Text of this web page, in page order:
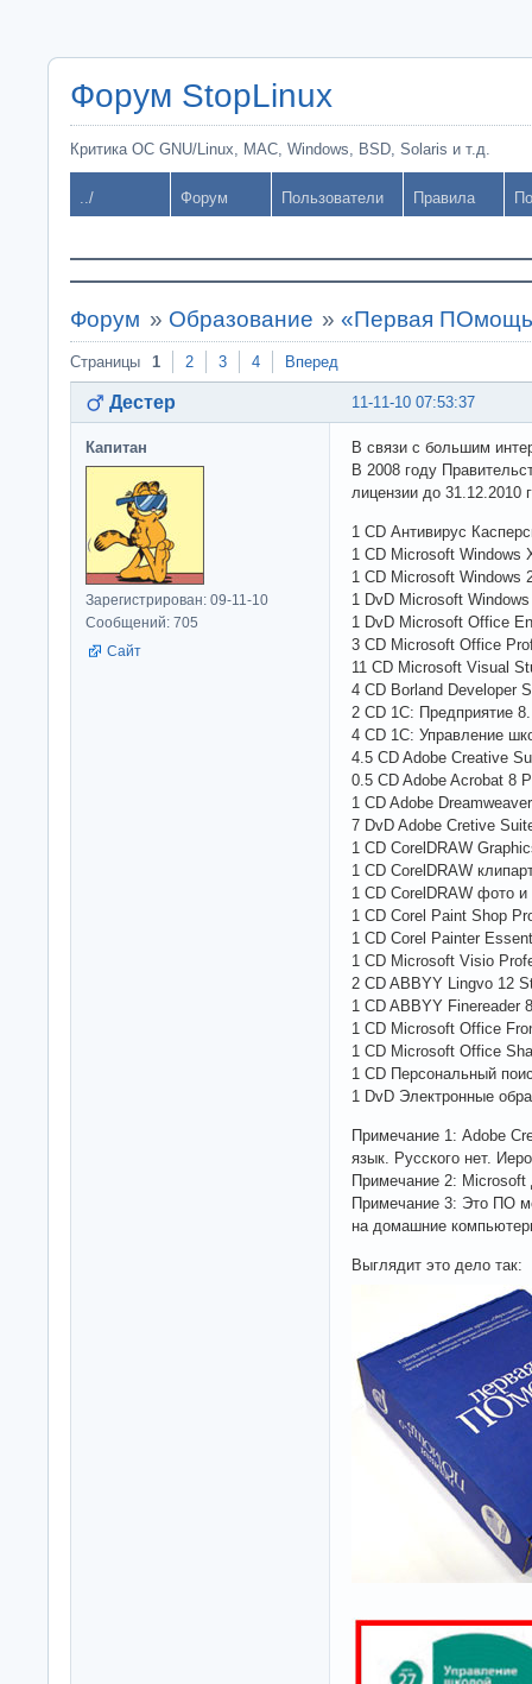
Форум StopLinux
Критика ОС GNU/Linux, MAC, Windows, BSD, Solaris и т.д.
../ Форум Пользователи Правила
Форум » Образование »«Первая
Страницы 1 2 3 4 Вперед
11-11-10 07:53:37
Дестер
Капитан
Зарегистрирован: 09-11-10
Сообщений: 705
Сайт
В связи с большим
В 2008 году
лицензии до
1 CD Антивирус
1 CD Microsoft Windows
1 CD Microsoft Windows
1 DvD Microsoft
1 DvD Microsoft Office
3 CD Microsoft Office
11 CD Microsoft Visual
4 CD Borland Developer
2 CD 1С: Предприятие
4 CD 1С: Управление
4.5 CD Adobe Creative
0.5 CD Adobe Acrobat 8
1 CD Adobe
7 DvD Adobe Cretive
1 CD CorelDRAW
1 CD CorelDRAW
1 CD CorelDRAW фото
1 СD Corel Paint Shop
1 CD Corel Painter
1 CD Microsoft Visio
2 CD ABBYY Lingvo 12
1 CD ABBYY Finereader
1 CD Microsoft Office
1 CD Microsoft Office
1 CD Персональный
1 DvD Электронные
Примечание 1: Adobe
язык. Русского нет.
Примечание 2:
Примечание 3: Это ПО
на домашние
Выглядит это дело так: